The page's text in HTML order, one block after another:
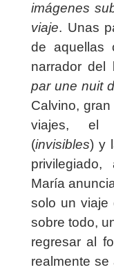
imágenes
viaje. Unas
de aquellas
narrador
par une nuit
Calvino,
viajes, el
(invisibles) y
María
solo un viaje
sobre todo,
regresar al
realmente